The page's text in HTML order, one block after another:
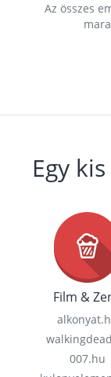
Az összes
Egy
Film &
007.hu